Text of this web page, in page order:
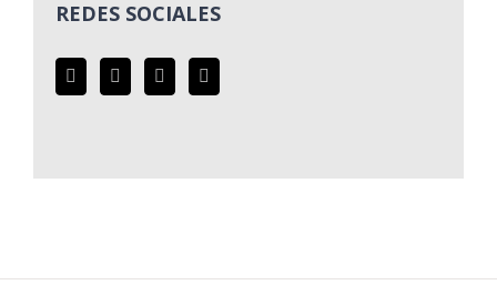
REDES SOCIALES